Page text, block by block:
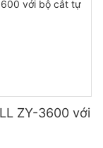
ZY-3600 với